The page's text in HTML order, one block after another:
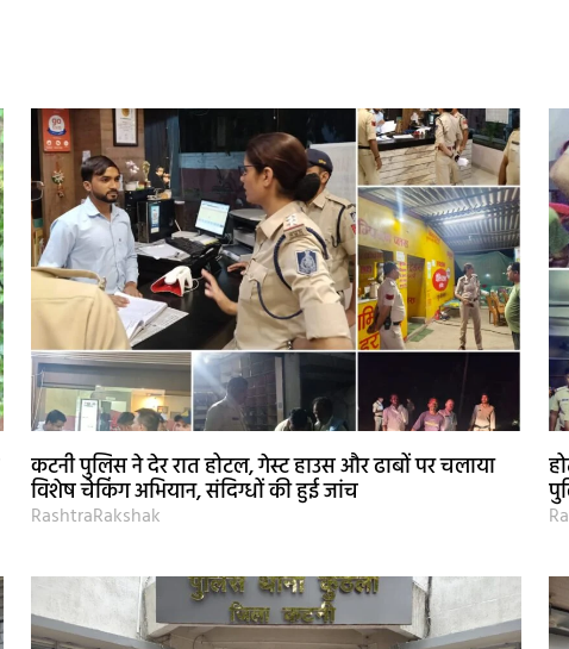
कटनी पुलिस ने देर रात होटल, गेस्ट हाउस और ढाबों पर चलाया
विशेष चेकिंग अभियान, संदिग्धों की हुई जांच
RashtraRakshak